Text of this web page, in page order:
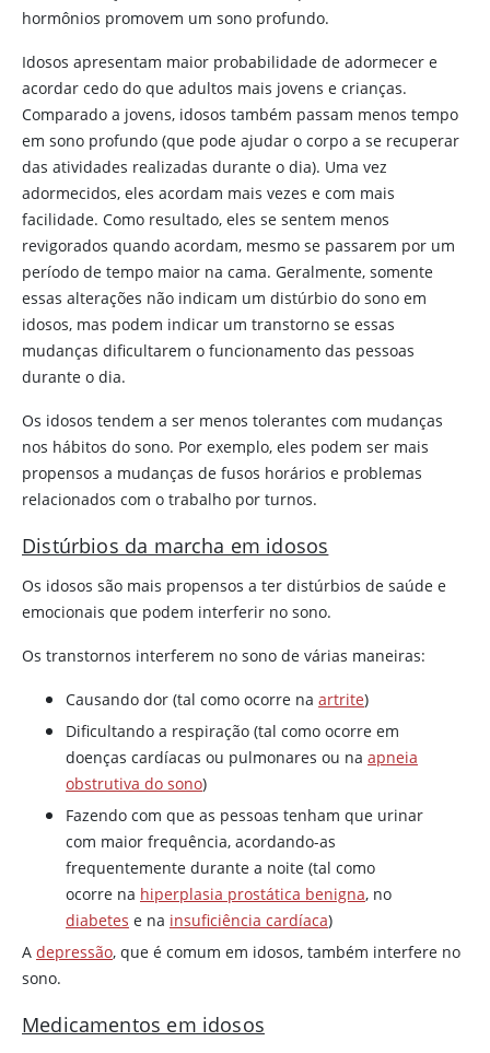
hormônios promovem um sono profundo.
Idosos apresentam maior probabilidade de adormecer e
acordar cedo do que adultos mais jovens e crianças.
Comparado a jovens, idosos também passam menos tempo
em sono profundo (que pode ajudar o corpo a se recuperar
das atividades realizadas durante o dia). Uma vez
adormecidos, eles acordam mais vezes e com mais
facilidade. Como resultado, eles se sentem menos
revigorados quando acordam, mesmo se passarem por um
período de tempo maior na cama. Geralmente, somente
essas alterações não indicam um distúrbio do sono em
idosos, mas podem indicar um transtorno se essas
mudanças dificultarem o funcionamento das pessoas
durante o dia.
Os idosos tendem a ser menos tolerantes com mudanças
nos hábitos do sono. Por exemplo, eles podem ser mais
propensos a mudanças de fusos horários e problemas
relacionados com o trabalho por turnos.
Distúrbios da marcha em idosos
Os idosos são mais propensos a ter distúrbios de saúde e
emocionais que podem interferir no sono.
Os transtornos interferem no sono de várias maneiras:
Causando dor (tal como ocorre na artrite)
Dificultando a respiração (tal como ocorre em
doenças cardíacas ou pulmonares ou na apneia
obstrutiva do sono)
Fazendo com que as pessoas tenham que urinar
com maior frequência, acordando-as
frequentemente durante a noite (tal como
ocorre na hiperplasia prostática benigna, no
diabetes e na insuficiência cardíaca)
A depressão, que é comum em idosos, também interfere no
sono.
Medicamentos em idosos